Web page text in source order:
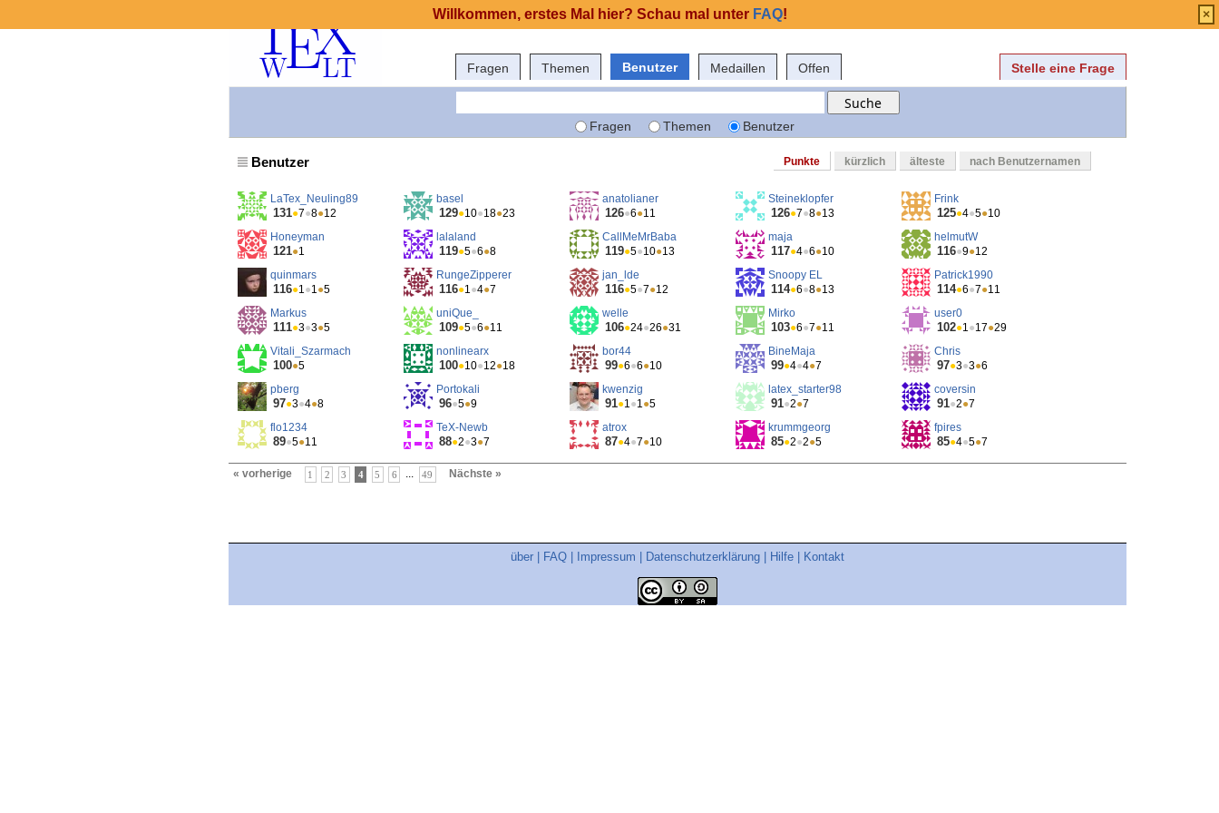
Fragen Themen Benutzer Medaillen Offen Stelle eine Frage
Fragen Themen Benutzer
Benutzer Punkte kürzlich älteste nach Benutzernamen
LaTex_Neuling89
131●7●8●12
basel
129●10●18●23
anatolianer
126●6●11
Steineklopfer
126●7●8●13
Frink
125●4●5●10
Honeyman
121●1
lalaland
119●5●6●8
CallMeMrBaba
119●5●10●13
maja
117●4●6●10
helmutW
116●9●12
quinmars
116●1●1●5
RungeZipperer
116●1●4●7
jan_lde
116●5●7●12
Snoopy EL
114●6●8●13
Patrick1990
114●6●7●11
Markus
111●3●3●5
uniQue_
109●5●6●11
welle
106●24●26●31
Mirko
103●6●7●11
user0
102●1●17●29
Vitali_Szarmach
100●5
nonlinearx
100●10●12●18
bor44
99●6●6●10
BineMaja
99●4●4●7
Chris
97●3●3●6
pberg
97●3●4●8
Portokali
96●5●9
kwenzig
91●1●1●5
latex_starter98
91●2●7
coversin
91●2●7
flo1234
89●5●11
TeX-Newb
88●2●3●7
atrox
87●4●7●10
krummgeorg
85●2●2●5
fpires
85●4●5●7
« vorherige 1 2 3 4 5 6 ... 49 Nächste »
über FAQ Impressum Datenschutzerklärung Hilfe Kontakt
Willkommen, erstes Mal hier? Schau mal unter FAQ! ×